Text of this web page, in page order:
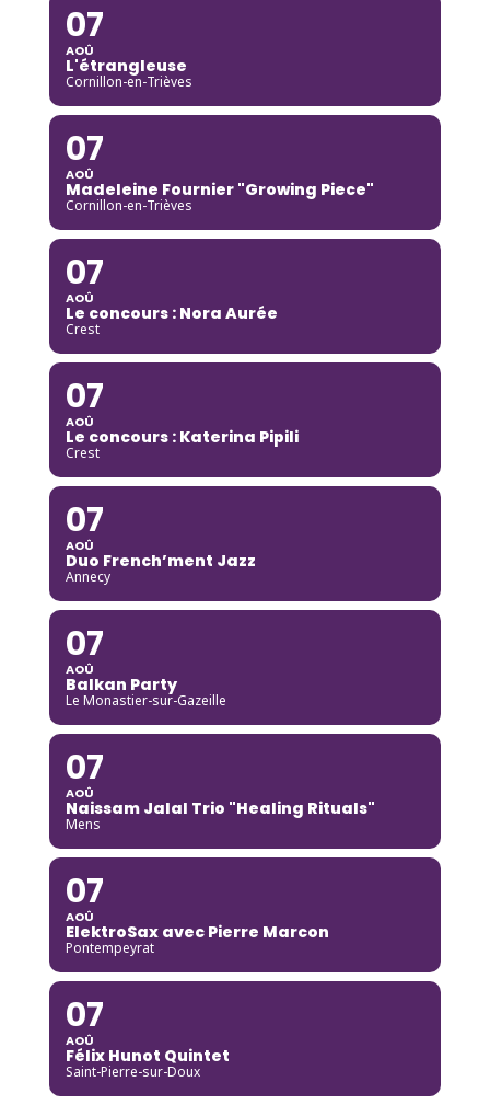
07
AOÛ
L'étrangleuse
Cornillon-en-Trièves
07
AOÛ
Madeleine Fournier "Growing Piece"
Cornillon-en-Trièves
07
AOÛ
Le concours : Nora Aurée
Crest
07
AOÛ
Le concours : Katerina Pipili
Crest
07
AOÛ
Duo French’ment Jazz
Annecy
07
AOÛ
Balkan Party
Le Monastier-sur-Gazeille
07
AOÛ
Naissam Jalal Trio "Healing Rituals"
Mens
07
AOÛ
ElektroSax avec Pierre Marcon
Pontempeyrat
07
AOÛ
Félix Hunot Quintet
Saint-Pierre-sur-Doux